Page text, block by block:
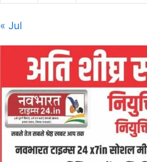
« Jul